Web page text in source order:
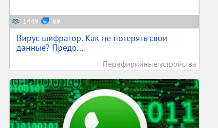
1449 89
Вирус шифратор. Как не потерять свои
данные? Предо...
Перифирийные устройства